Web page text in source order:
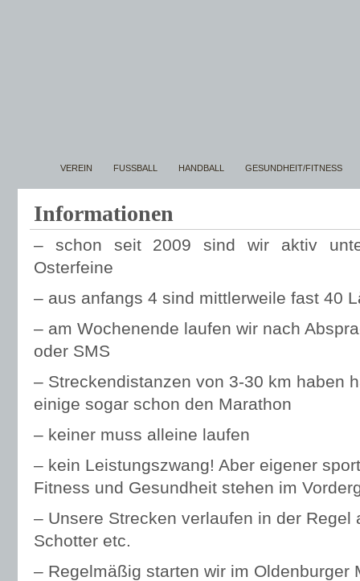
VEREIN FUSSBALL HANDBALL GESUNDHEIT/FITNESS
Informationen
– schon seit 2009 sind wir aktiv
Osterfeine
– aus anfangs 4 sind mittlerweile fast 40
– am Wochenende laufen wir nach
oder SMS
– Streckendistanzen von 3-30 km haben
einige sogar schon den Marathon
– keiner muss alleine laufen
– kein Leistungszwang! Aber eigener
Fitness und Gesundheit stehen im
– Unsere Strecken verlaufen in der Regel
Schotter etc.
– Regelmäßig starten wir im Oldenburger